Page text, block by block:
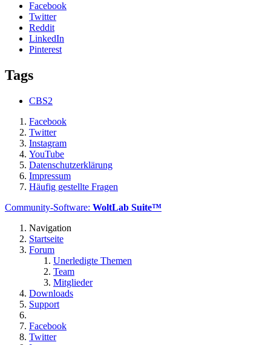
Facebook
Twitter
Reddit
LinkedIn
Pinterest
Tags
CBS2
Facebook
Twitter
Instagram
YouTube
Datenschutzerklärung
Impressum
Häufig gestellte Fragen
Community-Software: WoltLab Suite™
Navigation
Startseite
Forum
Unerledigte Themen
Team
Mitglieder
Downloads
Support
Facebook
Twitter